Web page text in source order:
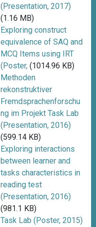
(Presentation, 2017)
(1.16 MB)
Exploring construct
equivalence of SAQ and
MCQ Items using IRT
(Poster, (1014.96 KB)
Methoden
rekonstruktiver
Fremdsprachenforschu
ng im Projekt Task Lab
(Presentation, 2016)
(599.14 KB)
Exploring interactions
between learner and
tasks characteristics in
reading test
(Presentation, 2016)
(981.1 KB)
Task Lab (Poster, 2015)